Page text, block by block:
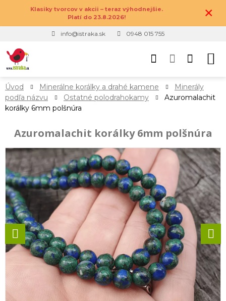
Klasiky tvorcov v akcii – teraz výhodnejšie.
Platí do 23.8.2026!
×
info@istraka.sk 0948 015 755
Úvod Minerálne korálky a drahé kamene
Minerály
podľa názvu
Ostatné polodrahokamy
Azuromalachit
korálky 6mm polšnúra
Azuromalachit korálky 6mm polšnúra